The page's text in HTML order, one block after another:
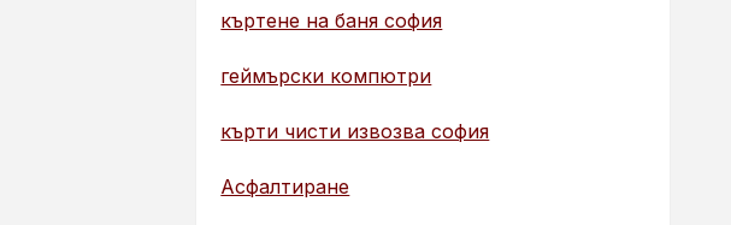
къртене на баня софия
геймърски компютри
кърти чисти извозва софия
Асфалтиране